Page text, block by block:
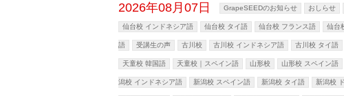
2026年08月07日 GrapeSEEDのお知らせ おしらせ
仙台校 インドネシア語 仙台校 タイ語 仙台校 フランス語 仙台
語 受講生の声 古川校 古川校 インドネシア語 古川校 タイ語
天童校 韓国語 天童校｜スペイン語 山形校 山形校 スペイン語
潟校 インドネシア語 新潟校 スペイン語 新潟校 タイ語 新潟校